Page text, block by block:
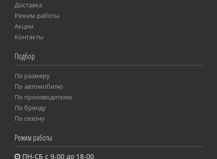
Доставка
Режим работы
Акции
Контакты
Подбор
По размеру
Пo автомобилю
По производителю
По бренду
По сезону
Режим работы
ПН-СБ с 9-00 до 18-00